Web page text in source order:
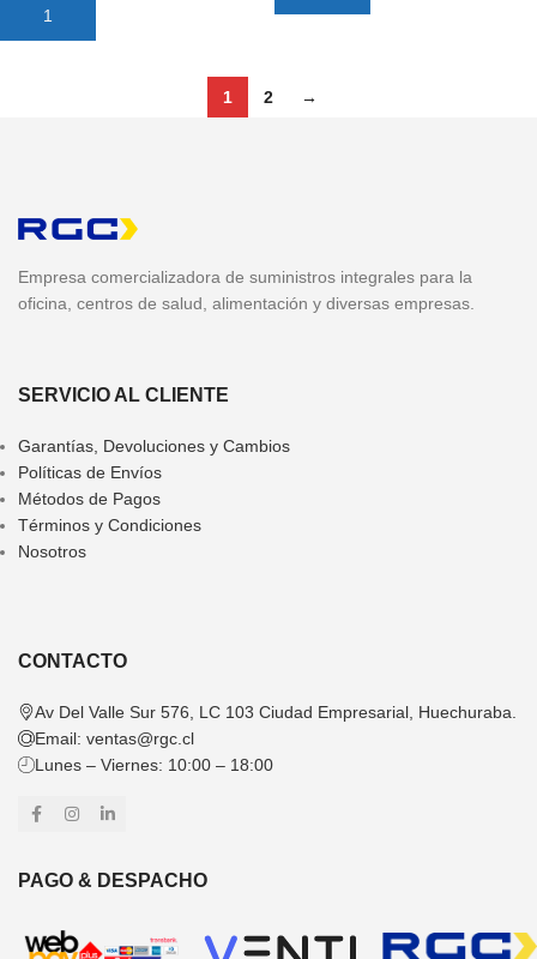
AÑADIR AL CARRITO
1 2 →
Empresa comercializadora de suministros integrales para la
oficina, centros de salud, alimentación y diversas empresas.
SERVICIO AL CLIENTE
Garantías, Devoluciones y Cambios
Políticas de Envíos
Métodos de Pagos
Términos y Condiciones
Nosotros
CONTACTO
Av Del Valle Sur 576, LC 103 Ciudad Empresarial, Huechuraba.
Email: ventas@rgc.cl
Lunes – Viernes: 10:00 – 18:00
PAGO & DESPACHO